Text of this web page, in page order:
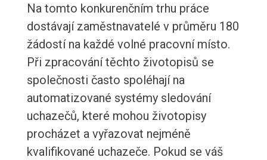
Na tomto konkurenčním trhu práce
dostávají zaměstnavatelé v průměru 180
žádostí na každé volné pracovní místo.
Při zpracování těchto životopisů se
společnosti často spoléhají na
automatizované systémy sledování
uchazečů, které mohou životopisy
procházet a vyřazovat nejméně
kvalifikované uchazeče. Pokud se váš